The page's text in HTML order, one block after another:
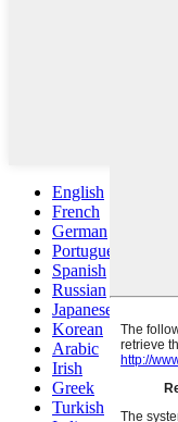
English
French
German
Portuguese
Spanish
Russian
Japanese
Korean
Arabic
Irish
Greek
Turkish